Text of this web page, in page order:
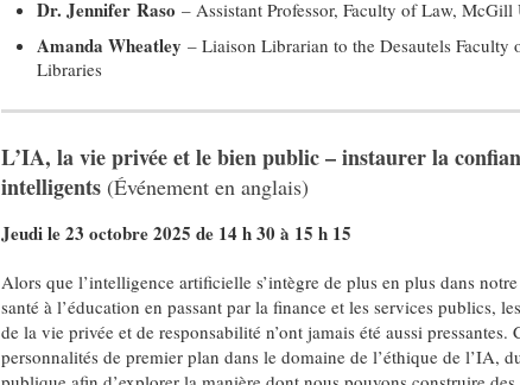
Dr. Jennifer Raso – Assistant Professor, Faculty of Law, McGill
Amanda Wheatley – Liaison Librarian to the Desautels Faculty
Libraries
L’IA, la vie privée et le bien public – instaurer la
intelligents(Événement en anglais)
Jeudi le 23 octobre 2025 de 14 h 30 à 15 h 15
Alors que l’intelligence artificielle s’intègre de plus en plus dans
santé à l’éducation en passant par la finance et les services publics,
de la vie privée et de responsabilité n’ont jamais été aussi pressantes.
personnalités de premier plan dans le domaine de l’éthique de l’IA,